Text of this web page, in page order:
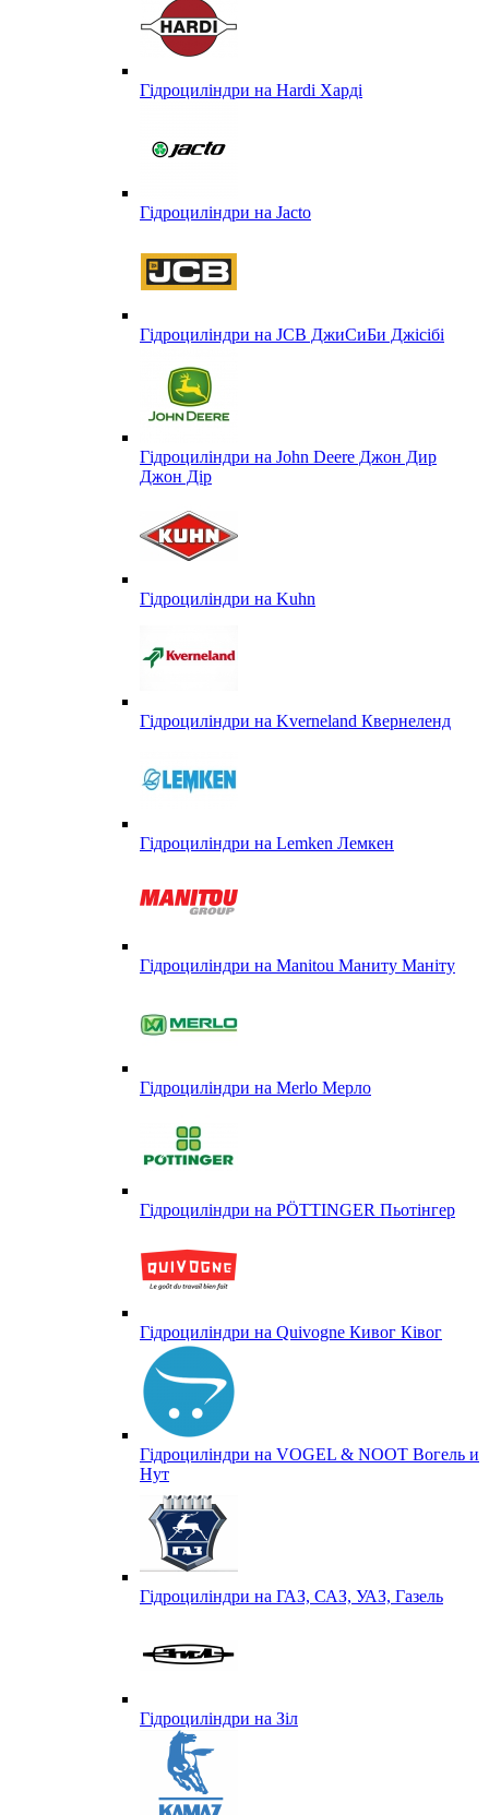
Гідроциліндри на Hardi Харді
Гідроциліндри на Jacto
Гідроциліндри на JCB ДжиСиБи Джісібі
Гідроциліндри на John Deere Джон Дир
Джон Дір
Гідроциліндри на Kuhn
Гідроциліндри на Kverneland Квернеленд
Гідроциліндри на Lemken Лемкен
Гідроциліндри на Manitou Маниту Маніту
Гідроциліндри на Merlo Мерло
Гідроциліндри на PÖTTINGER Пьотінгер
Гідроциліндри на Quivogne Кивог Ківог
Гідроциліндри на VOGEL & NOOT Вогель и
Нут
Гідроциліндри на ГАЗ, САЗ, УАЗ, Газель
Гідроциліндри на Зіл